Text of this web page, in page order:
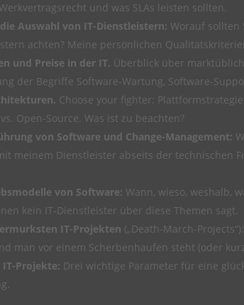
und was SLAs leisten sollten.
Auswahl von IT-Dienstleistern: Worauf sollten
achten? Meine persönlichen
und Preise in der IT. Überblick über
der Begriffe Software-Wartung, Software-
Choose your fighter: Plattformstrategie
Open-Source. Was ist zu beachten?
von Software und Change-Management:
meinem Dienstleister abseits der technischen
von Software: Wann, wieso, weshalb,
kein IT-Dienstleister über diese Themen sagt.
IT-Projekten („Death-March-
man vor einem Scherbenhaufen steht (oder
IT-Projekte: Drei wichtige Parameter für eine